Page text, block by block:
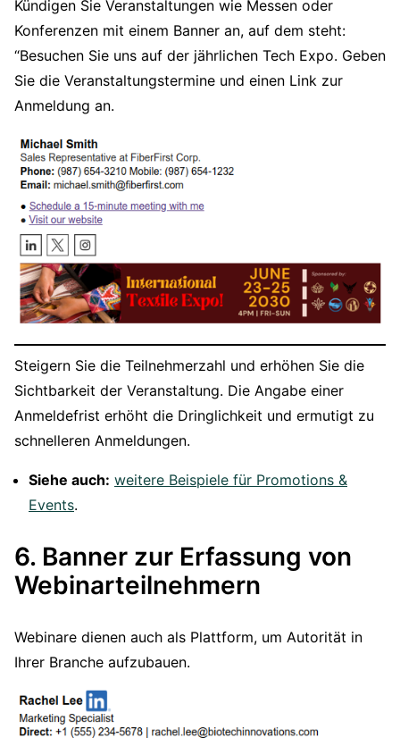
Kündigen Sie Veranstaltungen wie Messen oder
Konferenzen mit einem Banner an, auf dem steht:
“Besuchen Sie uns auf der jährlichen Tech Expo. Geben
Sie die Veranstaltungstermine und einen Link zur
Anmeldung an.
Steigern Sie die Teilnehmerzahl und erhöhen Sie die
Sichtbarkeit der Veranstaltung. Die Angabe einer
Anmeldefrist erhöht die Dringlichkeit und ermutigt zu
schnelleren Anmeldungen.
Siehe auch: weitere Beispiele für Promotions &
Events.
6. Banner zur Erfassung von
Webinarteilnehmern
Webinare dienen auch als Plattform, um Autorität in
Ihrer Branche aufzubauen.